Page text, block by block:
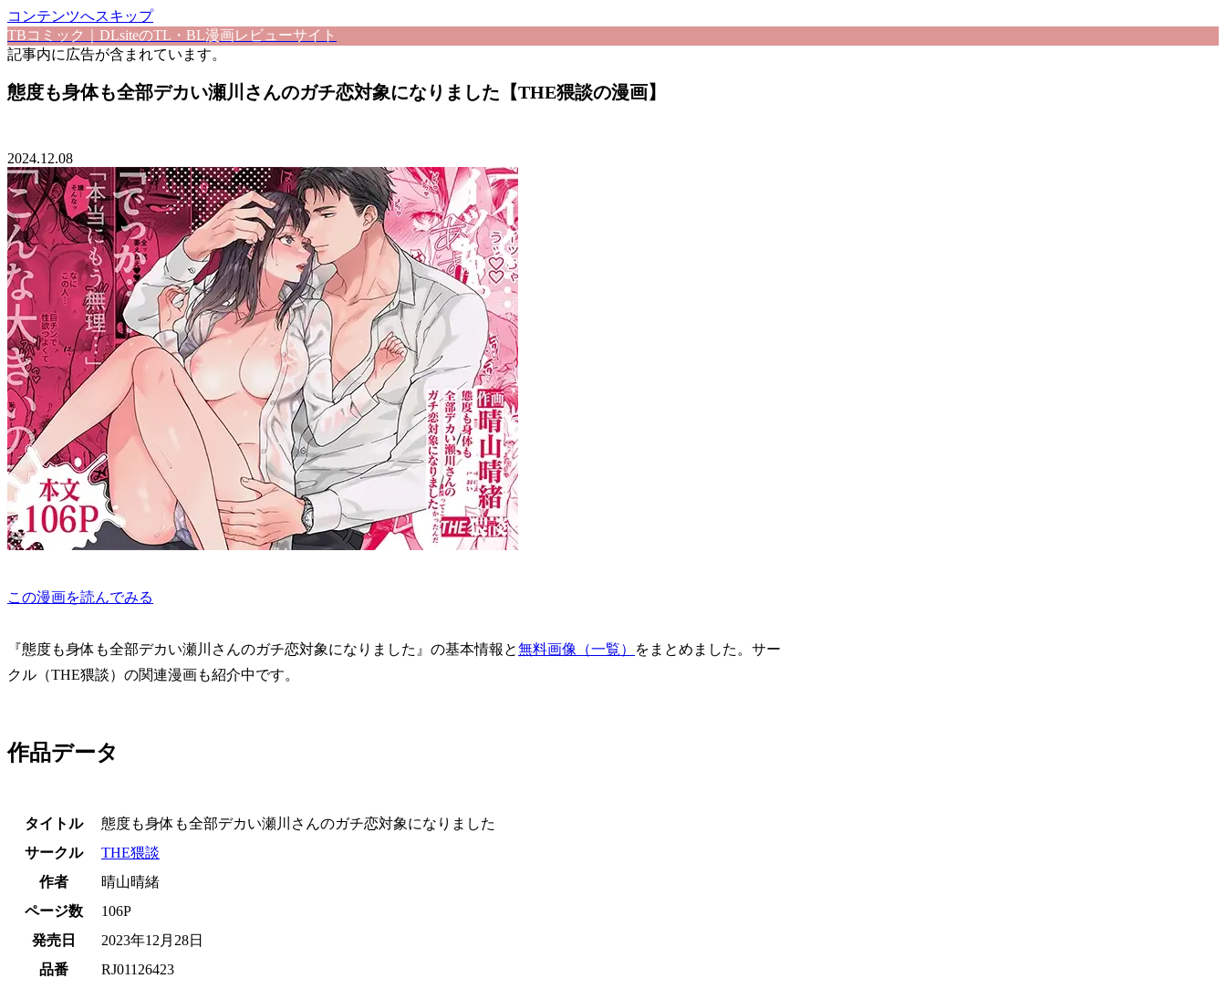
コンテンツへスキップ
TBコミック｜DLsiteのTL・BL漫画レビューサイト
記事内に広告が含まれています。
態度も身体も全部デカい瀬川さんのガチ恋対象になりました【THE猥談の漫画】
2024.12.08
この漫画を読んでみる
『態度も身体も全部デカい瀬川さんのガチ恋対象になりました』の基本情報と無料画像（一覧）
をまとめました。サー
クル（THE猥談）の関連漫画も紹介中です。
作品データ
タイトル
態度も身体も全部デカい瀬川さんのガチ恋対象になりました
サークル
THE猥談
作者
晴山晴緒
ページ数
106P
発売日
2023年12月28日
品番
RJ01126423